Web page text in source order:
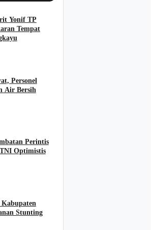
Yonif TP
Tempat
Personel
Air Bersih
Perintis
Optimistis
Stunting